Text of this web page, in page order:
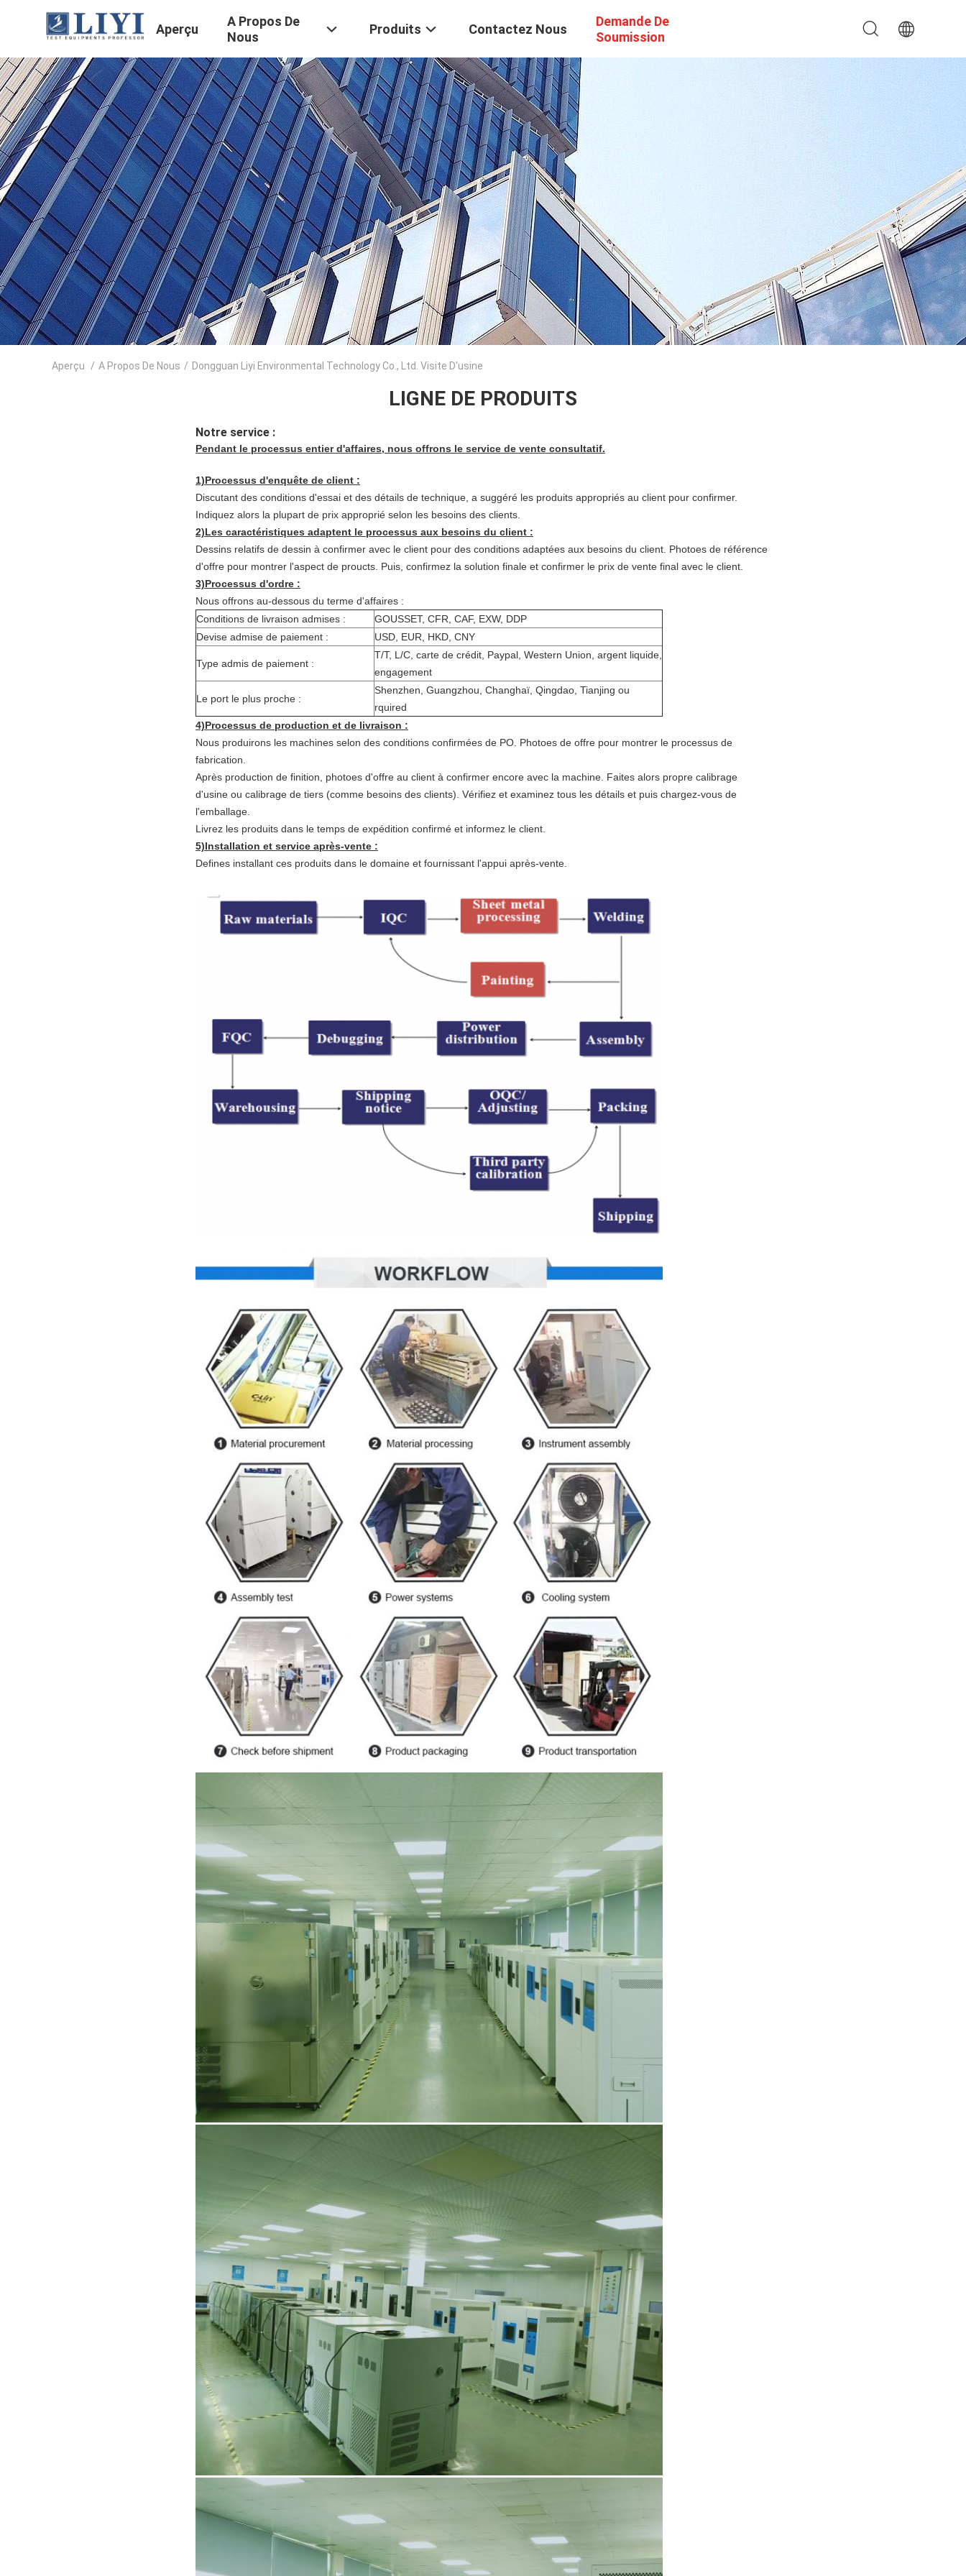
Aperçu
A Propos De
Nous
Produits Contactez Nous
Demande De
Soumission
Aperçu / A Propos De Nous / Dongguan Liyi Environmental Technology Co., Ltd. Visite D'usine
LIGNE DE PRODUITS
Notre service :
Pendant le processus entier d'affaires, nous offrons le service de vente consultatif.
1)Processus d'enquête de client :
Discutant des conditions d'essai et des détails de technique, a suggéré les produits appropriés au client pour confirmer.
Indiquez alors la plupart de prix approprié selon les besoins des clients.
2)Les caractéristiques adaptent le processus aux besoins du client :
Dessins relatifs de dessin à confirmer avec le client pour des conditions adaptées aux besoins du client. Photoes de référence
d'offre pour montrer l'aspect de proucts. Puis, confirmez la solution finale et confirmer le prix de vente final avec le client.
3)Processus d'ordre :
Nous offrons au-dessous du terme d'affaires :
Conditions de livraison admises :
GOUSSET, CFR, CAF, EXW, DDP
Devise admise de paiement :
USD, EUR, HKD, CNY
Type admis de paiement :
T/T, L/C, carte de crédit, Paypal, Western Union, argent liquide,
engagement
Le port le plus proche :
Shenzhen, Guangzhou, Changhaï, Qingdao, Tianjing ou
rquired
4)Processus de production et de livraison :
Nous produirons les machines selon des conditions confirmées de PO. Photoes de offre pour montrer le processus de
fabrication.
Après production de finition, photoes d'offre au client à confirmer encore avec la machine. Faites alors propre calibrage
d'usine ou calibrage de tiers (comme besoins des clients). Vérifiez et examinez tous les détails et puis chargez-vous de
l'emballage.
Livrez les produits dans le temps de expédition confirmé et informez le client.
5)Installation et service après-vente :
Defines installant ces produits dans le domaine et fournissant l'appui après-vente.